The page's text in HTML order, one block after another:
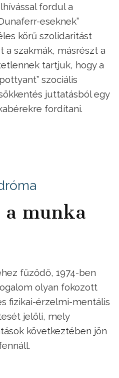
fordul a
eseknek”
körű szolidaritást
a szakmák, másrészt a
tartjuk, hogy a
szociális
juttatásból egy
fordítani.
munka
fűződő, 1974-ben
olyan fokozott
fizikai-érzelmi-mentális
jelöli, mely
következtében jön